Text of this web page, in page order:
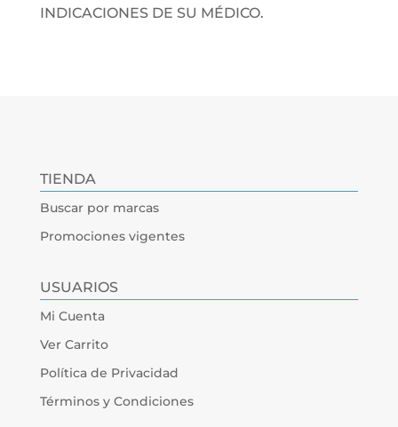
INDICACIONES DE SU MÉDICO.
TIENDA
Buscar por marcas
Promociones vigentes
USUARIOS
Mi Cuenta
Ver Carrito
Política de Privacidad
Términos y Condiciones